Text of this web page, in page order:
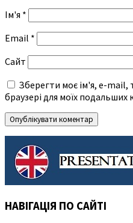
Ім'я *
Email *
Сайт
Зберегти моє ім'я, e-mail,
браузері для моїх подальших
НАВІГАЦІЯ ПО САЙТІ